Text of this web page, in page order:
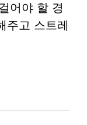
어야 할 경
주고 스트레